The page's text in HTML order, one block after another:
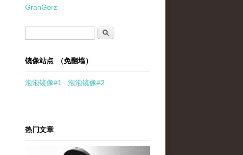
GranGorz
搜索
镜像站点 （免翻墙）
泡泡镜像#1 泡泡镜像#2
热门文章